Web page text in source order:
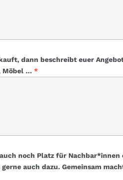
dann beschreibt euer
Möbel … *
noch Platz für Nachbar*innen
auch dazu. Gemeinsam